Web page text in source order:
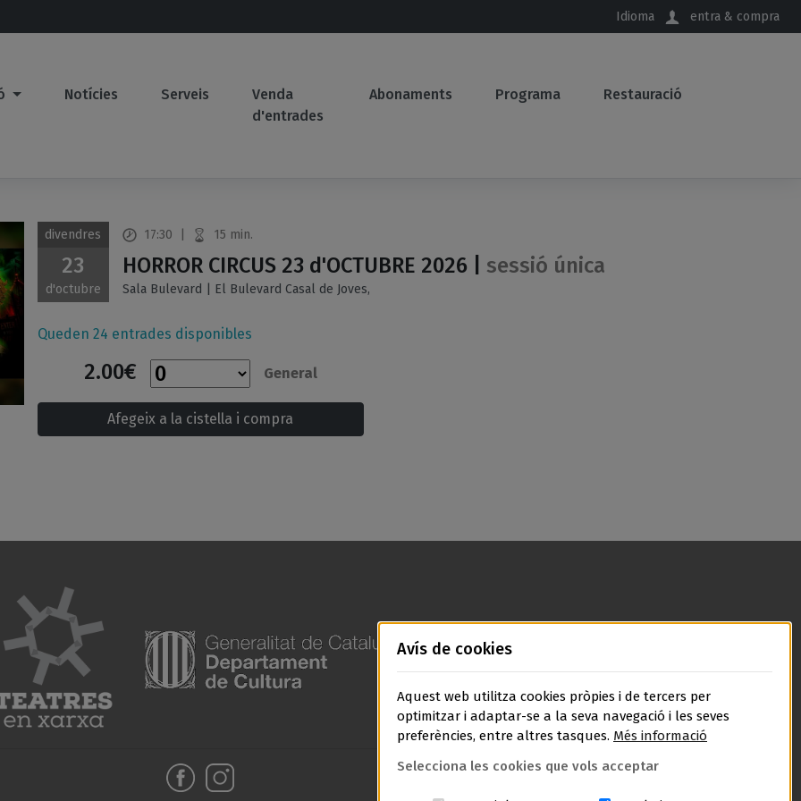
Idioma entra & compra
Notícies Serveis
Venda
d'entrades
Abonaments Programa Restauració
divendres
23
d'octubre
17:30 15 min.
HORROR CIRCUS 23 d'OCTUBRE 2026 | sessió única
Sala Bulevard | El Bulevard Casal de Joves,
Queden 24 entrades disponibles
2.00€ General
Afegeix a la cistella i compra
Avís de cookies
Aquest web utilitza cookies pròpies i de tercers per
optimitzar i adaptar-se a la seva navegació i les seves
preferències, entre altres tasques. Més informació
Selecciona les cookies que vols acceptar